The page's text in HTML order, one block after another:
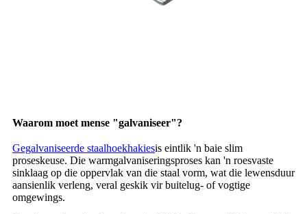
Waarom moet mense "galvaniseer"?
Gegalvaniseerde staalhoekhakiesis eintlik 'n baie slim
proseskeuse. Die warmgalvaniseringsproses kan 'n roesvaste
sinklaag op die oppervlak van die staal vorm, wat die lewensduur
aansienlik verleng, veral geskik vir buitelug- of vogtige
omgewings.